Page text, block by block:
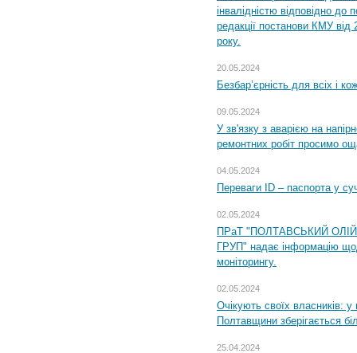
інвалідністю відповідно
редакції постанови КМУ від
року.
20.05.2024
Безбар’єрність для всіх і
09.05.2024
У зв'язку з аварією на
ремонтних робіт просимо
04.05.2024
Переваги ID – паспорта у
02.05.2024
ПРаТ "ПОЛТАВСЬКИЙ
ГРУП" надає інформацію
моніторингу.
02.05.2024
Очікують своїх власників: у
Полтавщини зберігається
25.04.2024